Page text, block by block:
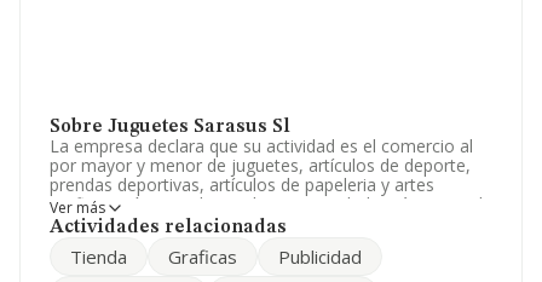
Sobre Juguetes Sarasus Sl
La empresa declara que su actividad es el comercio al
por mayor y menor de juguetes, artículos de deporte,
prendas deportivas, artículos de papeleria y artes
graficas así como de regalo. La sociedad está registrada
como Sociedad Limitada. Su actividad CNAE es
establecimientos especializados' con código 4764. La
Ver más
Actividades relacionadas
Tienda Graficas
Publicidad